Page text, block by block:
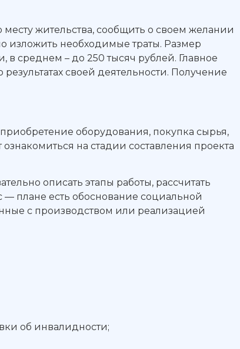
месту жительства, сообщить о своем желании
изложить необходимые траты. Размер
среднем – до 250 тысяч рублей. Главное
своей деятельности. Получение
оборудования, покупка сырья,
на стадии составления проекта
описать этапы работы, рассчитать
— плане есть обоснование социальной
с производством или реализацией
об инвалидности;